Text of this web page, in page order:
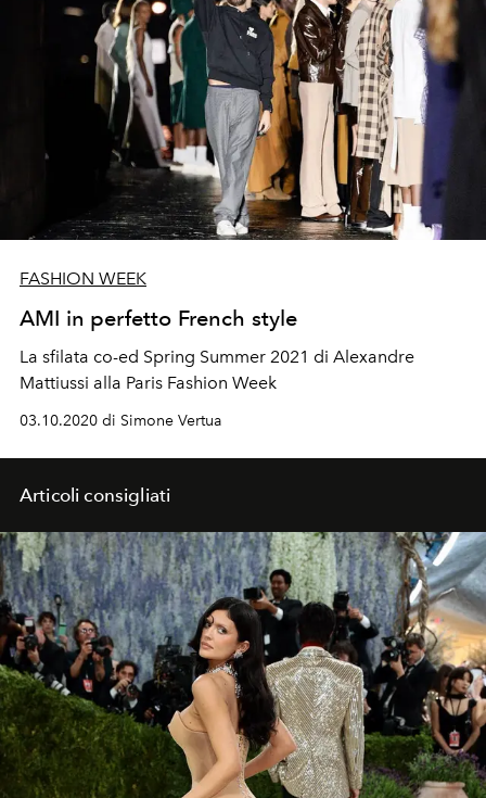
FASHION WEEK
AMI in perfetto French style
La sfilata co-ed Spring Summer 2021 di Alexandre
Mattiussi alla Paris Fashion Week
03.10.2020 di Simone Vertua
Articoli consigliati